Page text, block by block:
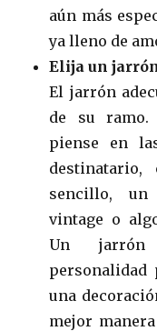
aún más
ya lleno de
Elija un
El jarrón
de su
piense en
sencillo, un
vintage o
Un jarrón
personalidad
una
mejor